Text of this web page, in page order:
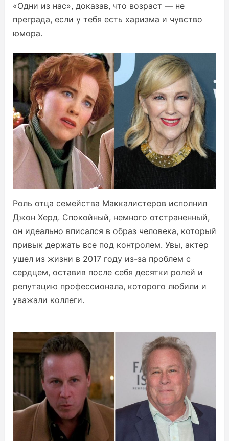
«Одни из нас», доказав, что возраст — не
преграда, если у тебя есть харизма и чувство
юмора.
Роль отца семейства Маккалистеров исполнил
Джон Херд. Спокойный, немного отстраненный,
он идеально вписался в образ человека, который
привык держать все под контролем. Увы, актер
ушел из жизни в 2017 году из-за проблем с
сердцем, оставив после себя десятки ролей и
репутацию профессионала, которого любили и
уважали коллеги.